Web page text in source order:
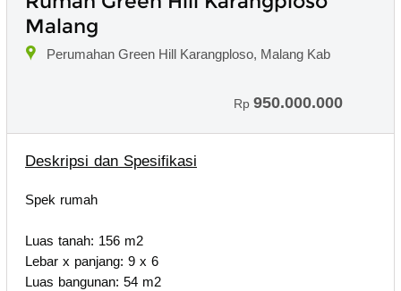
Malang
Perumahan Green Hill Karangploso, Malang Kab
Rp 950.000.000
Deskripsi dan Spesifikasi
Spek rumah
Luas tanah: 156 m2
Lebar x panjang: 9 x 6
Luas bangunan: 54 m2